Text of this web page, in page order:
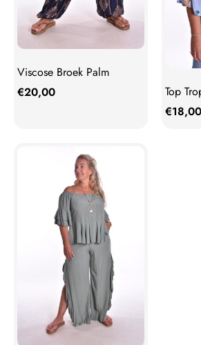
Viscose Broek Palm
€20,00
Top
€18,00